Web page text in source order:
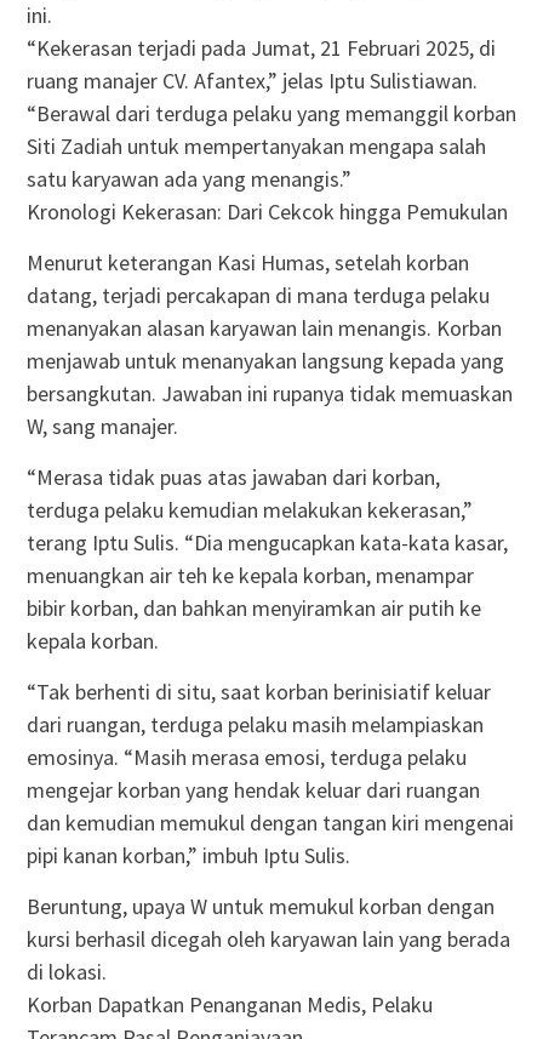
ini.
“Kekerasan terjadi pada Jumat, 21 Februari 2025, di
ruang manajer CV. Afantex,” jelas Iptu Sulistiawan.
“Berawal dari terduga pelaku yang memanggil korban
Siti Zadiah untuk mempertanyakan mengapa salah
satu karyawan ada yang menangis.”
Kronologi Kekerasan: Dari Cekcok hingga Pemukulan
Menurut keterangan Kasi Humas, setelah korban
datang, terjadi percakapan di mana terduga pelaku
menanyakan alasan karyawan lain menangis. Korban
menjawab untuk menanyakan langsung kepada yang
bersangkutan. Jawaban ini rupanya tidak memuaskan
W, sang manajer.
“Merasa tidak puas atas jawaban dari korban,
terduga pelaku kemudian melakukan kekerasan,”
terang Iptu Sulis. “Dia mengucapkan kata-kata kasar,
menuangkan air teh ke kepala korban, menampar
bibir korban, dan bahkan menyiramkan air putih ke
kepala korban.
“Tak berhenti di situ, saat korban berinisiatif keluar
dari ruangan, terduga pelaku masih melampiaskan
emosinya. “Masih merasa emosi, terduga pelaku
mengejar korban yang hendak keluar dari ruangan
dan kemudian memukul dengan tangan kiri mengenai
pipi kanan korban,” imbuh Iptu Sulis.
Beruntung, upaya W untuk memukul korban dengan
kursi berhasil dicegah oleh karyawan lain yang berada
di lokasi.
Korban Dapatkan Penanganan Medis, Pelaku